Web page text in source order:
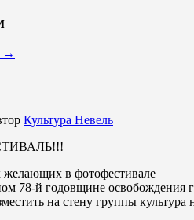
→
Культура Невель
в фотофестивале
78-й годовщине освобождения
на стену группы культура